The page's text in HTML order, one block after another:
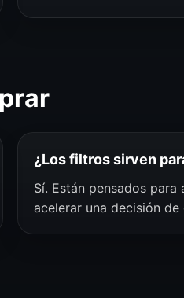
¿Los filtros sirven
Sí. Están pensados
acelerar una decisión de